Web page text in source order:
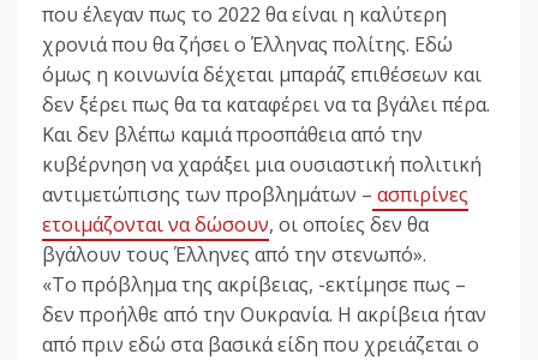
που έλεγαν πως το 2022 θα είναι η καλύτερη
χρονιά που θα ζήσει ο Έλληνας πολίτης. Εδώ
όμως η κοινωνία δέχεται μπαράζ επιθέσεων και
δεν ξέρει πως θα τα καταφέρει να τα βγάλει πέρα.
Και δεν βλέπω καμιά προσπάθεια από την
κυβέρνηση να χαράξει μια ουσιαστική πολιτική
αντιμετώπισης των προβλημάτων – ασπιρίνες
ετοιμάζονται να δώσουν, οι οποίες δεν θα
βγάλουν τους Έλληνες από την στενωπό».
«Το πρόβλημα της ακρίβειας, -εκτίμησε πως –
δεν προήλθε από την Ουκρανία. Η ακρίβεια ήταν
από πριν εδώ στα βασικά είδη που χρειάζεται ο